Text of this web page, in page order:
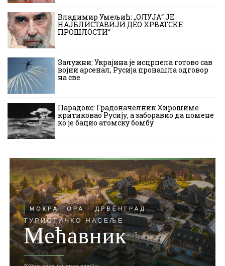
Владимир Умељић: „ОЛУЈА“ ЈЕ
НАЈБЛИСТАВИЈИ ДЕО ХРВАТСКЕ
ПРОШЛОСТИ“
Залужни: Украјина је исцрпела готово сав
војни арсенал, Русија пронашла одговор
на све
Парадокс: Градоначелник Хирошиме
критиковао Русију, а заборавио да помене
ко је бацио атомску бомбу